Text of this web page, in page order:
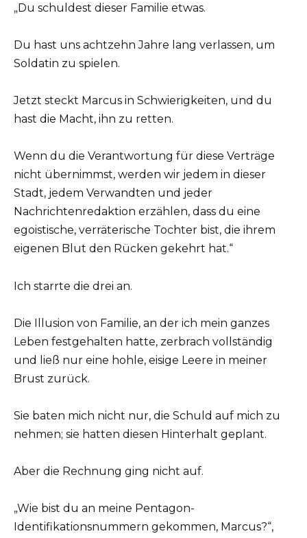
„Du schuldest dieser Familie etwas.
Du hast uns achtzehn Jahre lang verlassen, um
Soldatin zu spielen.
Jetzt steckt Marcus in Schwierigkeiten, und du
hast die Macht, ihn zu retten.
Wenn du die Verantwortung für diese Verträge
nicht übernimmst, werden wir jedem in dieser
Stadt, jedem Verwandten und jeder
Nachrichtenredaktion erzählen, dass du eine
egoistische, verräterische Tochter bist, die ihrem
eigenen Blut den Rücken gekehrt hat.“
Ich starrte die drei an.
Die Illusion von Familie, an der ich mein ganzes
Leben festgehalten hatte, zerbrach vollständig
und ließ nur eine hohle, eisige Leere in meiner
Brust zurück.
Sie baten mich nicht nur, die Schuld auf mich zu
nehmen; sie hatten diesen Hinterhalt geplant.
Aber die Rechnung ging nicht auf.
„Wie bist du an meine Pentagon-
Identifikationsnummern gekommen, Marcus?“,